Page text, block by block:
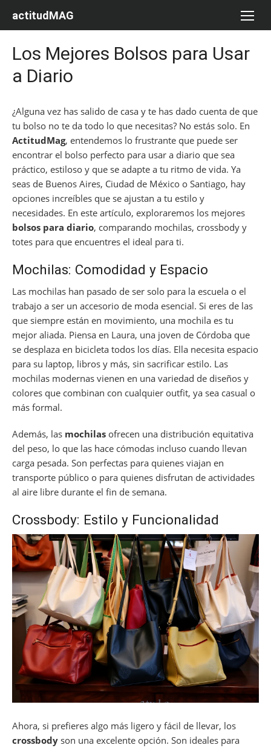
actitudMAG
Los Mejores Bolsos para Usar
a Diario
¿Alguna vez has salido de casa y te has dado cuenta de que
tu bolso no te da todo lo que necesitas? No estás solo. En
ActitudMag, entendemos lo frustrante que puede ser
encontrar el bolso perfecto para usar a diario que sea
práctico, estiloso y que se adapte a tu ritmo de vida. Ya
seas de Buenos Aires, Ciudad de México o Santiago, hay
opciones increíbles que se ajustan a tu estilo y
necesidades. En este artículo, exploraremos los mejores
bolsos para diario, comparando mochilas, crossbody y
totes para que encuentres el ideal para ti.
Mochilas: Comodidad y Espacio
Las mochilas han pasado de ser solo para la escuela o el
trabajo a ser un accesorio de moda esencial. Si eres de las
que siempre están en movimiento, una mochila es tu
mejor aliada. Piensa en Laura, una joven de Córdoba que
se desplaza en bicicleta todos los días. Ella necesita espacio
para su laptop, libros y más, sin sacrificar estilo. Las
mochilas modernas vienen en una variedad de diseños y
colores que combinan con cualquier outfit, ya sea casual o
más formal.
Además, las mochilas ofrecen una distribución equitativa
del peso, lo que las hace cómodas incluso cuando llevan
carga pesada. Son perfectas para quienes viajan en
transporte público o para quienes disfrutan de actividades
al aire libre durante el fin de semana.
Crossbody: Estilo y Funcionalidad
Ahora, si prefieres algo más ligero y fácil de llevar, los
crossbody son una excelente opción. Son ideales para